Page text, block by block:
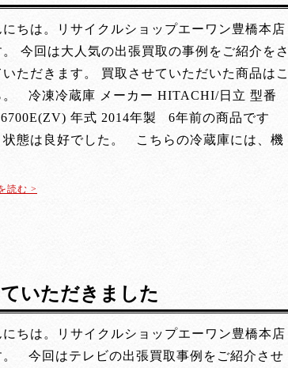
にちは。リサイクルショップエーワン豊橋本店
。 今回は大人気の出張買取の事例をご紹介をさ
いただきます。 買取させていただいた商品はこ
。 冷凍冷蔵庫 メーカー HITACHI/日立 型番
年式 2014年製 6年前の商品です
状態は良好でした。 こちらの冷蔵庫には、機
読む >
いただきました
にちは。リサイクルショップエーワン豊橋本店
。 今回はテレビの出張買取事例をご紹介させ